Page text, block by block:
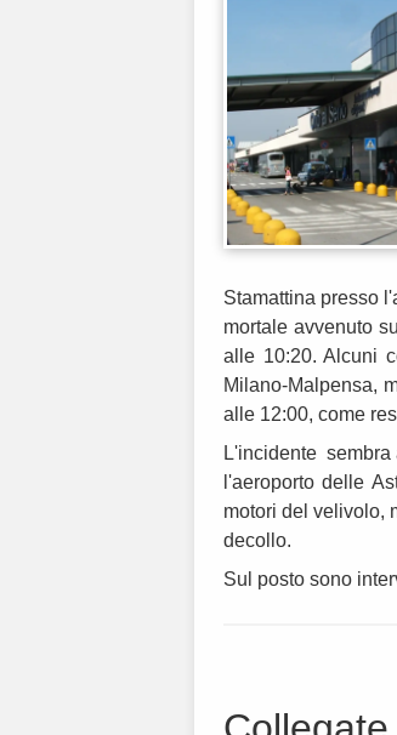
Stamattina presso
mortale avvenuto
alle 10:20. Alcuni
Milano-Malpensa,
alle 12:00, come
L'incidente sembra
l'aeroporto delle
motori del velivolo,
decollo.
Sul posto sono